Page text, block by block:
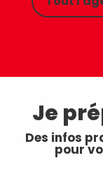
Je
Des infos
pour